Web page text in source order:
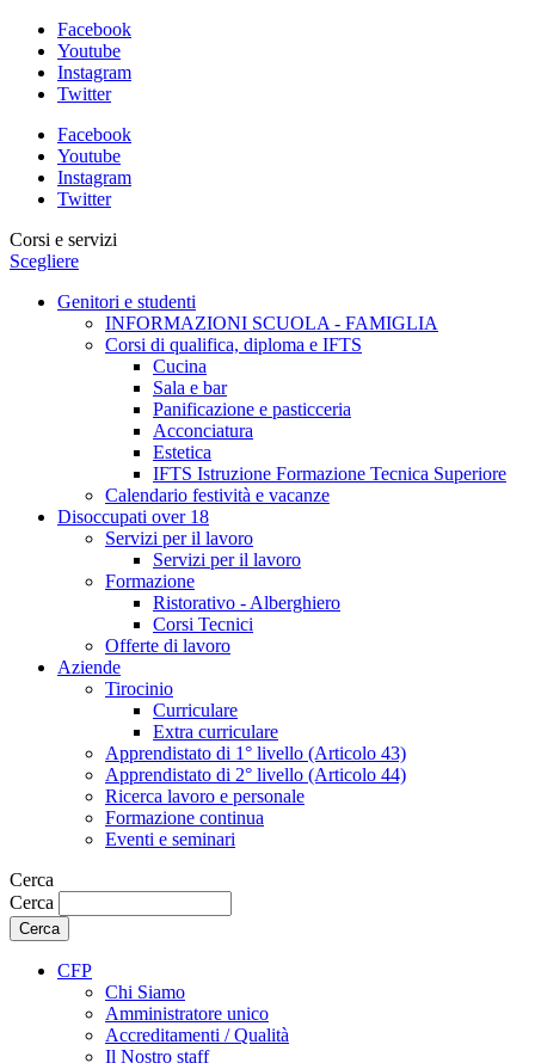
Facebook
Youtube
Instagram
Twitter
Facebook
Youtube
Instagram
Twitter
Corsi e servizi
Scegliere
Genitori e studenti
INFORMAZIONI SCUOLA - FAMIGLIA
Corsi di qualifica, diploma e IFTS
Cucina
Sala e bar
Panificazione e pasticceria
Acconciatura
Estetica
IFTS Istruzione Formazione Tecnica Superiore
Calendario festività e vacanze
Disoccupati over 18
Servizi per il lavoro
Servizi per il lavoro
Formazione
Ristorativo - Alberghiero
Corsi Tecnici
Offerte di lavoro
Aziende
Tirocinio
Curriculare
Extra curriculare
Apprendistato di 1° livello (Articolo 43)
Apprendistato di 2° livello (Articolo 44)
Ricerca lavoro e personale
Formazione continua
Eventi e seminari
Cerca
Cerca
CFP
Chi Siamo
Amministratore unico
Accreditamenti / Qualità
Il Nostro staff